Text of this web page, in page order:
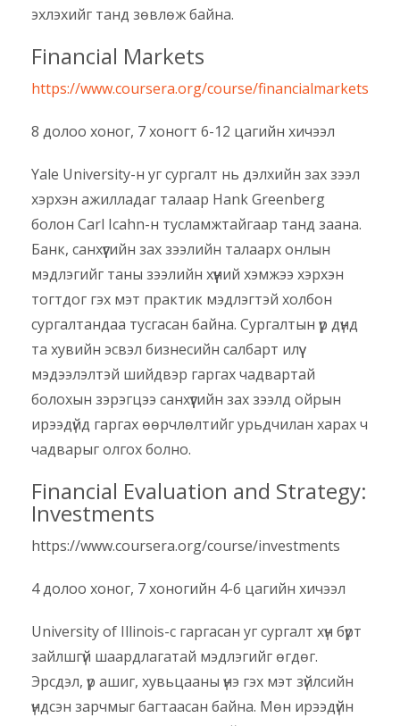
эхлэхийг танд зөвлөж байна.
Financial Markets
https://www.coursera.org/course/financialmarkets
8 долоо хоног, 7 хоногт 6-12 цагийн хичээл
Yale University-н уг сургалт нь дэлхийн зах зээл
хэрхэн ажилладаг талаар Hank Greenberg
болон Carl Icahn-н тусламжтайгаар танд заана.
Банк, санхүүгийн зах зээлийн талаарх онлын
мэдлэгийг таны зээлийн хүүний хэмжээ хэрхэн
тогтдог гэх мэт практик мэдлэгтэй холбон
сургалтандаа тусгасан байна. Сургалтын үр дүнд
та хувийн эсвэл бизнесийн салбарт илүү
мэдээлэлтэй шийдвэр гаргах чадвартай
болохын зэрэгцээ санхүүгийн зах зээлд ойрын
ирээдүйд гаргах өөрчлөлтийг урьдчилан харах ч
чадварыг олгох болно.
Financial Evaluation and Strategy:
Investments
https://www.coursera.org/course/investments
4 долоо хоног, 7 хоногийн 4-6 цагийн хичээл
University of Illinois-с гаргасан уг сургалт хүн бүрт
зайлшгүй шаардлагатай мэдлэгийг өгдөг.
Эрсдэл, үр ашиг, хувьцааны үнэ гэх мэт зүйлсийн
үндсэн зарчмыг багтаасан байна. Мөн ирээдүйн